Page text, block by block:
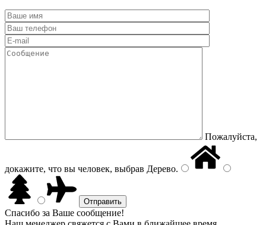
Пожалуйста,
докажите, что вы человек, выбрав Дерево.
Спасибо за Ваше сообщение!